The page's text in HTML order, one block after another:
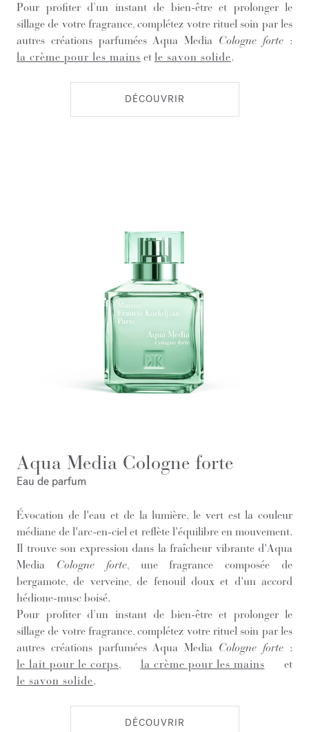
Pour profiter d’un instant de bien-être et prolonger le
sillage de votre fragrance, complétez votre rituel soin par les
autres créations parfumées Aqua Media Cologne forte :
la crème pour les mains et le savon solide.
DÉCOUVRIR
Aqua Media Cologne forte
Eau de parfum
Évocation de l'eau et de la lumière, le vert est la couleur
médiane de l'arc-en-ciel et reflète l'équilibre en mouvement.
Il trouve son expression dans la fraîcheur vibrante d'Aqua
Media Cologne forte, une fragrance composée de
bergamote, de verveine, de fenouil doux et d'un accord
hédione-musc boisé.
Pour profiter d’un instant de bien-être et prolonger le
sillage de votre fragrance, complétez votre rituel soin par les
autres créations parfumées Aqua Media Cologne forte :
le lait pour le corps, la crème pour les mains et
le savon solide.
DÉCOUVRIR